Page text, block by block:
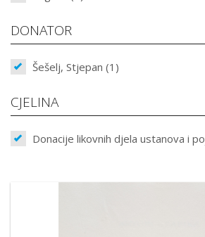
DONATOR
Šešelj, Stjepan (1)
CJELINA
Donacije likovnih djela ustanova i